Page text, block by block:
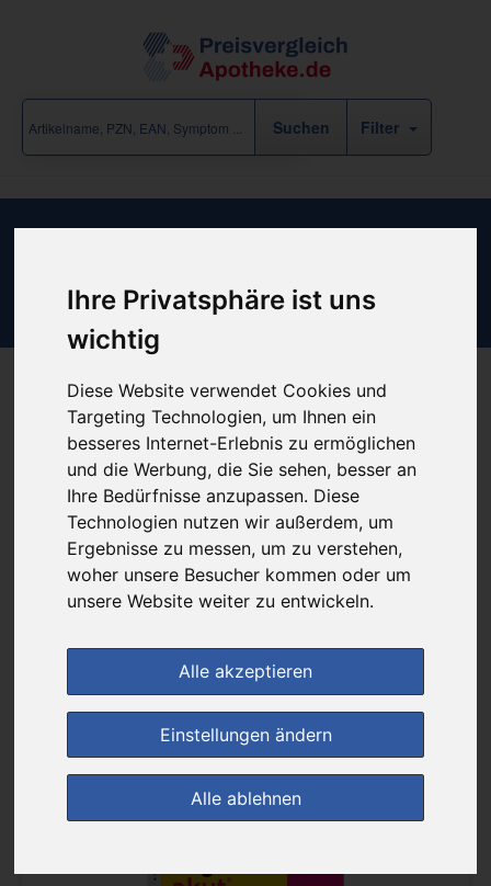
Ihre Privatsphäre ist uns
wichtig
Diese Website verwendet Cookies und
Targeting Technologien, um Ihnen ein
besseres Internet-Erlebnis zu ermöglichen
und die Werbung, die Sie sehen, besser an
Ihre Bedürfnisse anzupassen. Diese
Technologien nutzen wir außerdem, um
Ergebnisse zu messen, um zu verstehen,
woher unsere Besucher kommen oder um
unsere Website weiter zu entwickeln.
Alle akzeptieren
Einstellungen ändern
Alle ablehnen
Filter
Blasenentzündung" (7 Treffer)
eine Rubrik-Ebene zurück
« ‹ 1 2 › »
Filter anzeigen
Sortierung :
pro Seite :
(3)